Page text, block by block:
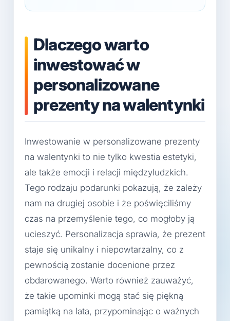
Dlaczego warto
inwestować w
personalizowane
prezenty na walentynki
Inwestowanie w personalizowane prezenty
na walentynki to nie tylko kwestia estetyki,
ale także emocji i relacji międzyludzkich.
Tego rodzaju podarunki pokazują, że zależy
nam na drugiej osobie i że poświęciliśmy
czas na przemyślenie tego, co mogłoby ją
ucieszyć. Personalizacja sprawia, że prezent
staje się unikalny i niepowtarzalny, co z
pewnością zostanie docenione przez
obdarowanego. Warto również zauważyć,
że takie upominki mogą stać się piękną
pamiątką na lata, przypominając o ważnych